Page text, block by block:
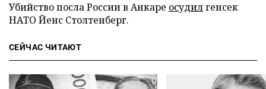
Убийство посла России в Анкаре осудилгенсек
НАТО Йенс Столтенберг.
СЕЙЧАС ЧИТАЮТ